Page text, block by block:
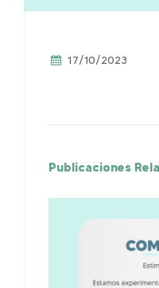
17/10/2023
Publicaciones